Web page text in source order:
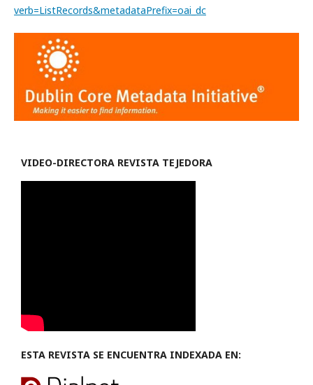
verb=ListRecords&metadataPrefix=oai_dc
VIDEO-DIRECTORA REVISTA TEJEDORA
ESTA REVISTA SE ENCUENTRA INDEXADA EN: